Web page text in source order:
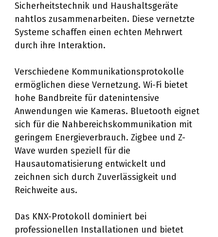
Sicherheitstechnik und Haushaltsgeräte
nahtlos zusammenarbeiten. Diese vernetzte
Systeme schaffen einen echten Mehrwert
durch ihre Interaktion.
Verschiedene Kommunikationsprotokolle
ermöglichen diese Vernetzung. Wi-Fi bietet
hohe Bandbreite für datenintensive
Anwendungen wie Kameras. Bluetooth eignet
sich für die Nahbereichskommunikation mit
geringem Energieverbrauch. Zigbee und Z-
Wave wurden speziell für die
Hausautomatisierung entwickelt und
zeichnen sich durch Zuverlässigkeit und
Reichweite aus.
Das KNX-Protokoll dominiert bei
professionellen Installationen und bietet